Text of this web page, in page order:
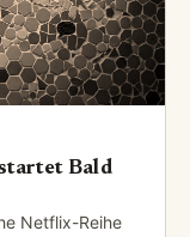
Bald
Netflix-Reihe